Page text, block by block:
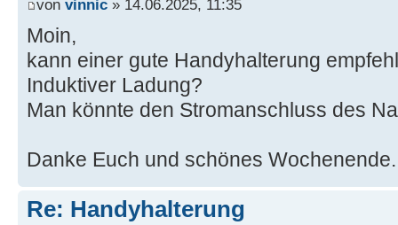
von vinnic » 14.06.2025, 11:35
Moin,
kann einer gute Handyhalterung
Induktiver Ladung?
Man könnte den Stromanschluss des
Danke Euch und schönes
Re: Handyhalterung